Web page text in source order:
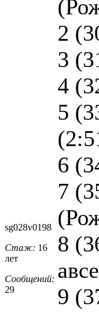
sg028v0198
Стаж: 16
лет
Сообщений:
29
2
3
4
5
6
7
8
9